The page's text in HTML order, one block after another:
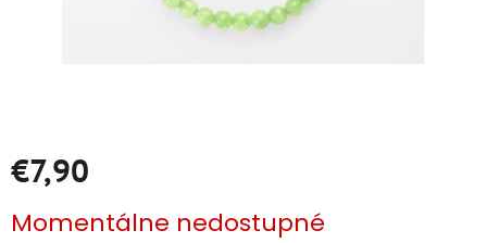
€7,90
cena:
Momentálne nedostupné